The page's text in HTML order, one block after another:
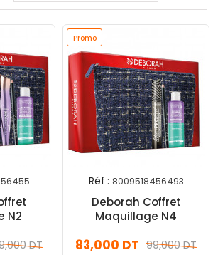
N2
DT
Promo
Réf : 8009518456493
Deborah Coffret
Maquillage​ N4
99,000 DT
83,000 DT